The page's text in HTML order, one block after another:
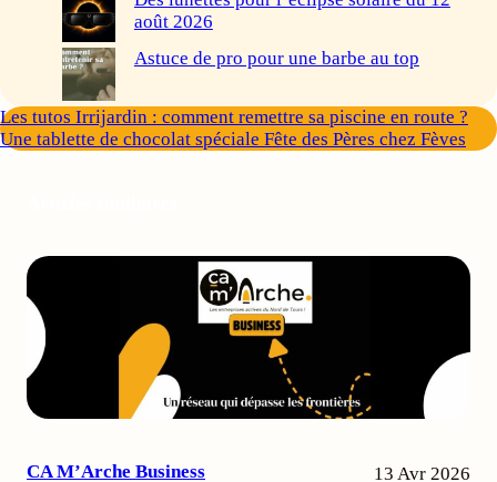
août 2026
Astuce de pro pour une barbe au top
Les tutos Irrijardin : comment remettre sa piscine en route ?
Une tablette de chocolat spéciale Fête des Pères chez Fèves
CA M’Arche Business 13 Avr 2026